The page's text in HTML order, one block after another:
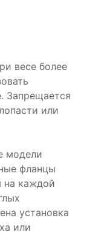
весе более
Запрещается
или
модели
фланцы
на каждой
установка
или